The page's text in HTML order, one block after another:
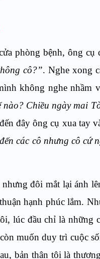
phòng bệnh, ông cụ
cô?”. Nghe xong
không nghe
Chiều ngày mai
đây ông cụ xua tay
các cô nhưng cô
đôi mắt lại ánh
hạnh phúc lắm.
lúc đầu chỉ là
muốn duy trì cuộc
bản thân tôi là